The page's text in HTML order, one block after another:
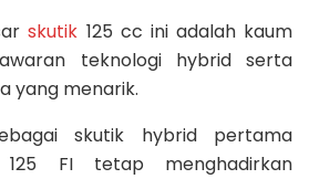
skutik 125 cc ini adalah kaum
teknologi hybrid serta
yang menarik.
skutik hybrid pertama
125 FI tetap menghadirkan